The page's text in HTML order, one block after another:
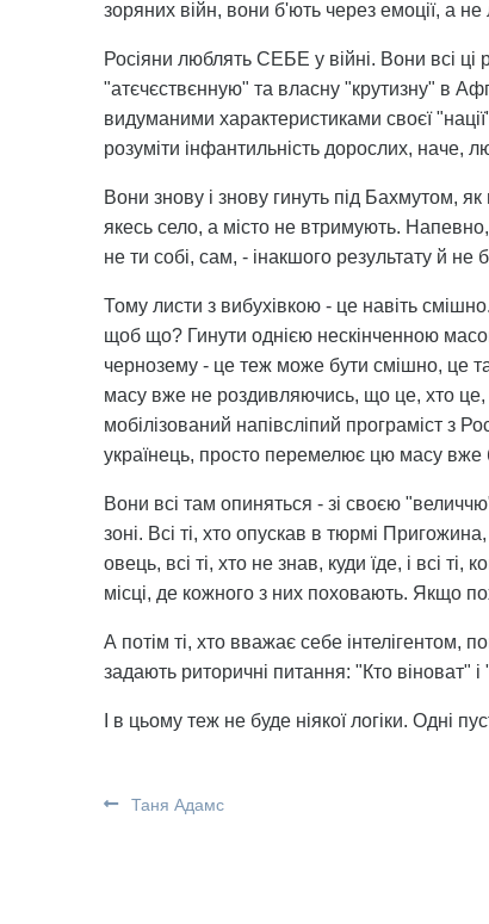
зоряних війн, вони б'ють через емоції, а не
Росіяни люблять СЕБЕ у війні. Вони всі ці
"атєчєствєнную" та власну "крутизну" в
видуманими характеристиками своєї
розуміти інфантильність дорослих, наче,
Вони знову і знову гинуть під Бахмутом,
якесь село, а місто не втримують.
не ти собі, сам, - інакшого результату й не
Тому листи з вибухівкою - це навіть
щоб що? Гинути однією нескінченною
чернозему - це теж може бути смішно, це
масу вже не роздивляючись, що це, хто це,
мобілізований напівсліпий програміст з
українець, просто перемелює цю масу вже
Вони всі там опиняться - зі своєю
зоні. Всі ті, хто опускав в тюрмі
овець, всі ті, хто не знав, куди їде, і всі
місці, де кожного з них поховають. Якщо
А потім ті, хто вважає себе інтелігентом,
задають риторичні питання: "Кто віноват"
І в цьому теж не буде ніякої логіки. Одні
Таня Адамс